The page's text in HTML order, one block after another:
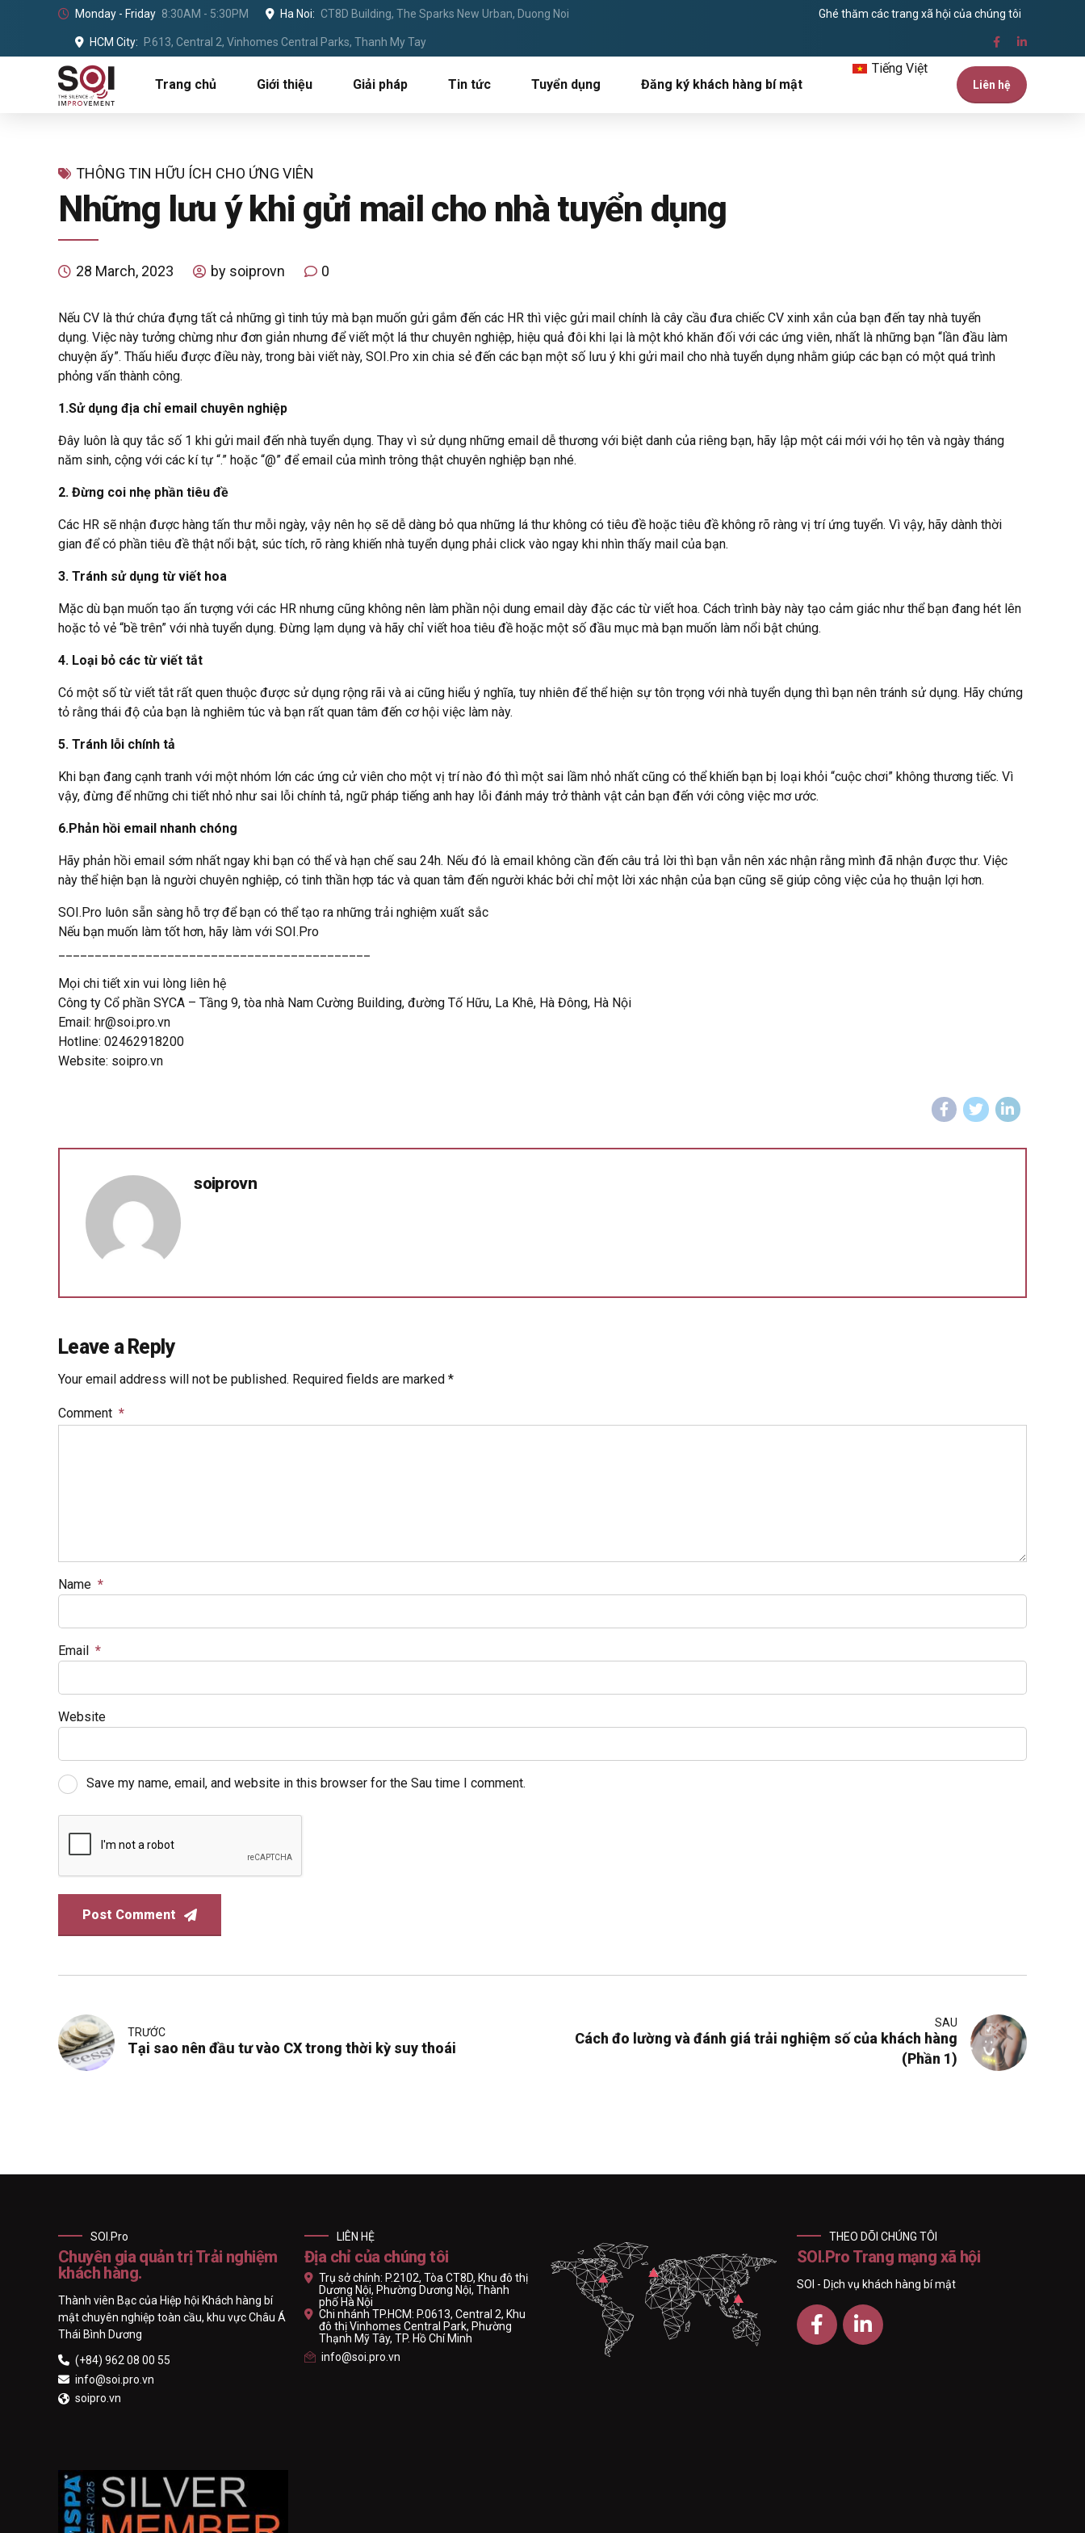
Monday - Friday 8:30AM - 5:30PM Ha Noi: CT8D Building, The Sparks New Urban, Duong Noi
HCM City: P.613, Central 2, Vinhomes Central Parks, Thanh My Tay
Ghé thăm các trang xã hội của chúng tôi
Tiếng Việt
Liên hệ
Trang chủ Giới thiệu Giải pháp Tin tức Tuyển dụng Đăng ký khách hàng bí mật
THÔNG TIN HỮU ÍCH CHO ỨNG VIÊN
Những lưu ý khi gửi mail cho nhà tuyển dụng
28 March, 2023 by soiprovn 0
Nếu CV là thứ chứa đựng tất cả những gì tinh túy mà bạn muốn gửi gắm đến các HR thì việc gửi mail chính là cây cầu đưa chiếc CV xinh xắn của bạn đến tay nhà tuyển
dụng. Việc này tưởng chừng như đơn giản nhưng để viết một lá thư chuyên nghiệp, hiệu quả đôi khi lại là một khó khăn đối với các ứng viên, nhất là những bạn “lần đầu làm
chuyện ấy”. Thấu hiểu được điều này, trong bài viết này, SOI.Pro xin chia sẻ đến các bạn một số lưu ý khi gửi mail cho nhà tuyển dụng nhằm giúp các bạn có một quá trình
phỏng vấn thành công.
1.Sử dụng địa chỉ email chuyên nghiệp
Đây luôn là quy tắc số 1 khi gửi mail đến nhà tuyển dụng. Thay vì sử dụng những email dễ thương với biệt danh của riêng bạn, hãy lập một cái mới với họ tên và ngày tháng
năm sinh, cộng với các kí tự “.” hoặc “@” để email của mình trông thật chuyên nghiệp bạn nhé.
2. Đừng coi nhẹ phần tiêu đề
Các HR sẽ nhận được hàng tấn thư mỗi ngày, vậy nên họ sẽ dễ dàng bỏ qua những lá thư không có tiêu đề hoặc tiêu đề không rõ ràng vị trí ứng tuyển. Vì vậy, hãy dành thời
gian để có phần tiêu đề thật nổi bật, súc tích, rõ ràng khiến nhà tuyển dụng phải click vào ngay khi nhìn thấy mail của bạn.
3. Tránh sử dụng từ viết hoa
Mặc dù bạn muốn tạo ấn tượng với các HR nhưng cũng không nên làm phần nội dung email dày đặc các từ viết hoa. Cách trình bày này tạo cảm giác như thể bạn đang hét lên
hoặc tỏ vẻ “bề trên” với nhà tuyển dụng. Đừng lạm dụng và hãy chỉ viết hoa tiêu đề hoặc một số đầu mục mà bạn muốn làm nổi bật chúng.
4. Loại bỏ các từ viết tắt
Có một số từ viết tắt rất quen thuộc được sử dụng rộng rãi và ai cũng hiểu ý nghĩa, tuy nhiên để thể hiện sự tôn trọng với nhà tuyển dụng thì bạn nên tránh sử dụng. Hãy chứng
tỏ rằng thái độ của bạn là nghiêm túc và bạn rất quan tâm đến cơ hội việc làm này.
5. Tránh lỗi chính tả
Khi bạn đang cạnh tranh với một nhóm lớn các ứng cử viên cho một vị trí nào đó thì một sai lầm nhỏ nhất cũng có thể khiến bạn bị loại khỏi “cuộc chơi” không thương tiếc. Vì
vậy, đừng để những chi tiết nhỏ như sai lỗi chính tả, ngữ pháp tiếng anh hay lỗi đánh máy trở thành vật cản bạn đến với công việc mơ ước.
6.Phản hồi email nhanh chóng
Hãy phản hồi email sớm nhất ngay khi bạn có thể và hạn chế sau 24h. Nếu đó là email không cần đến câu trả lời thì bạn vẫn nên xác nhận rằng mình đã nhận được thư. Việc
này thể hiện bạn là người chuyên nghiệp, có tinh thần hợp tác và quan tâm đến người khác bởi chỉ một lời xác nhận của bạn cũng sẽ giúp công việc của họ thuận lợi hơn.
SOI.Pro luôn sẵn sàng hỗ trợ để bạn có thể tạo ra những trải nghiệm xuất sắc
Nếu bạn muốn làm tốt hơn, hãy làm với SOI.Pro
Mọi chi tiết xin vui lòng liên hệ
Công ty Cổ phần SYCA – Tầng 9, tòa nhà Nam Cường Building, đường Tố Hữu, La Khê, Hà Đông, Hà Nội
Email: hr@soi.pro.vn
Hotline: 02462918200
Website: soipro.vn
soiprovn
Leave a Reply
Your email address will not be published. Required fields are marked *
Comment *
Name *
Email *
Website
Save my name, email, and website in this browser for the Sau time I comment.
Post Comment
TRƯỚC
Tại sao nên đầu tư vào CX trong thời kỳ suy thoái
SAU
Cách đo lường và đánh giá trải nghiệm số của khách hàng
(Phần 1)
SOI.Pro
Chuyên gia quản trị Trải nghiệm
khách hàng.
Thành viên Bạc của Hiệp hội Khách hàng bí
mật chuyên nghiệp toàn cầu, khu vực Châu Á
Thái Bình Dương
(+84) 962 08 00 55
info@soi.pro.vn
soipro.vn
LIÊN HỆ
Địa chỉ của chúng tôi
Trụ sở chính: P.2102, Tòa CT8D, Khu đô thị
Dương Nội, Phường Dương Nội, Thành
phố Hà Nội
Chi nhánh TP.HCM: P.0613, Central 2, Khu
đô thị Vinhomes Central Park, Phường
Thạnh Mỹ Tây, TP. Hồ Chí Minh
info@soi.pro.vn
THEO DÕI CHÚNG TÔI
SOI.Pro Trang mạng xã hội
SOI - Dịch vụ khách hàng bí mật